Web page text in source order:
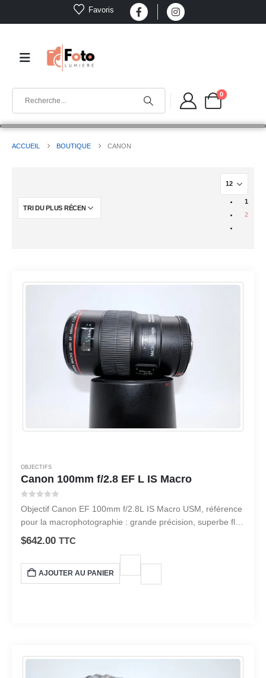
Favoris
0
ACCUEIL BOUTIQUE CANON
1
2
OBJECTIFS
Canon 100mm f/2.8 EF L IS Macro
Objectif Canon EF 100mm f/2.8L IS Macro USM, référence
pour la macrophotographie : grande précision, superbe flou
d’arrière-plan et stabilisation optique pour des images ultra
détaillées.
$642.00 TTC
AJOUTER AU PANIER